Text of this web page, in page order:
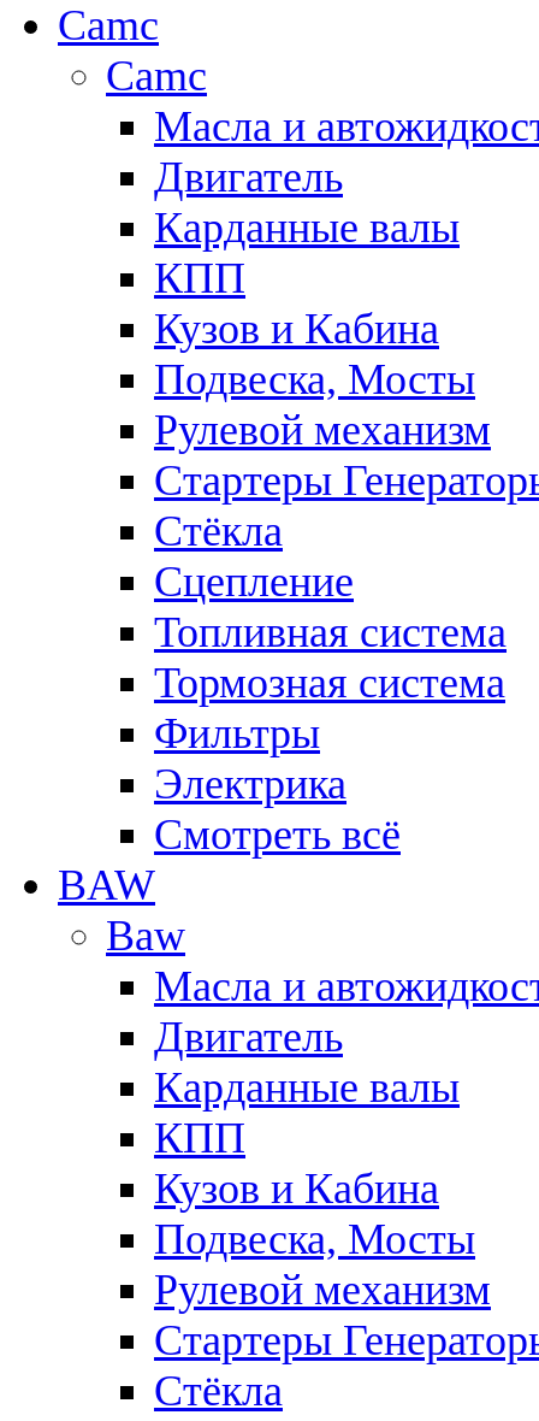
Camc
Camc
Масла и
Двигатель
Карданные валы
КПП
Кузов и Кабина
Подвеска, Мосты
Рулевой механизм
Стартеры
Стёкла
Сцепление
Топливная система
Тормозная система
Фильтры
Электрика
Смотреть всё
BAW
Baw
Масла и
Двигатель
Карданные валы
КПП
Кузов и Кабина
Подвеска, Мосты
Рулевой механизм
Стартеры
Стёкла